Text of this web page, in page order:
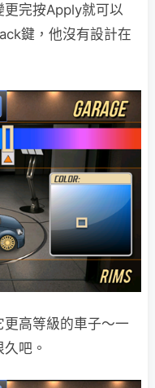
更完按Apply就可以
鍵，他沒有設計在
高等級的車子～一
吧。